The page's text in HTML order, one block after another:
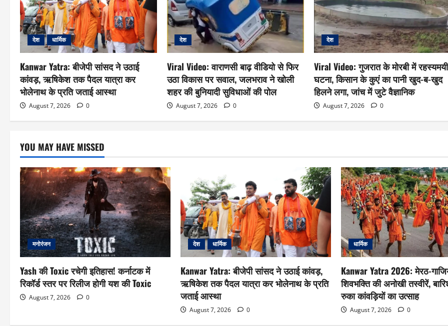
देश धार्मिक
Kanwar Yatra: बीजेपी सांसद ने उठाई
कांवड़, ऋषिकेश तक पैदल यात्रा कर
भोलेनाथ के प्रति जताई आस्था
August 7, 2026 0
देश
Viral Video: वाराणसी बाढ़ वीडियो से फिर
उठा विकास पर सवाल, जलभराव ने खोली
शहर की बुनियादी सुविधाओं की पोल
August 7, 2026 0
देश
Viral Video: गुजरात के मोरबी में रहस्यमयी
घटना, किसान के कुएं का पानी खुद-ब-खुद
हिलने लगा, जांच में जुटे वैज्ञानिक
August 7, 2026 0
YOU MAY HAVE MISSED
मनोरंजन
Yash की Toxic रचेगी इतिहास! कर्नाटक में
रिकॉर्ड स्तर पर रिलीज होगी यश की Toxic
August 7, 2026 0
देश धार्मिक
Kanwar Yatra: बीजेपी सांसद ने उठाई कांवड़,
ऋषिकेश तक पैदल यात्रा कर भोलेनाथ के प्रति
जताई आस्था
August 7, 2026 0
धार्मिक
Kanwar Yatra 2026: मेरठ-
शिवभक्ति की अनोखी तस्वीरें,
रुका कांवड़ियों का उत्साह
August 7, 2026 0